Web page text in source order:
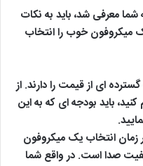
شما معرفی شد، باید به نکات
میکروفون خوب را انتخاب
ای از قیمت را دارند. از
باید بودجه ای که به این
زمان انتخاب یک میکروفون
صدا است. در واقع شما